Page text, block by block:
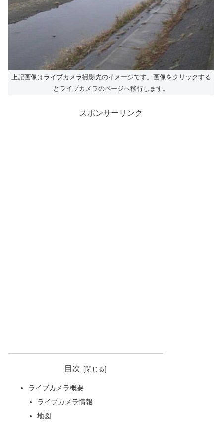
上記画像はライブカメラ撮影先のイメージです。画像をクリックする
とライブカメラのページへ移行します。
スポンサーリンク
目次
ライブカメラ概要
ライブカメラ情報
地図